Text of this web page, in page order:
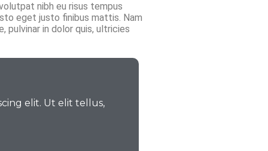
nibh eu risus tempus
eget justo finibus mattis. Nam
pulvinar in dolor quis, ultricies
elit. Ut elit tellus,